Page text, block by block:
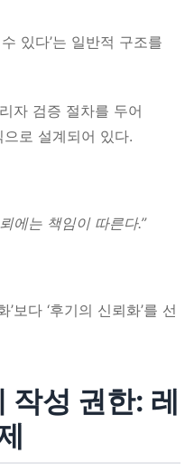
있다’는 일반적 구조를
자 검증 절차를 두어
로 설계되어 있다.
에는 책임이 따른다.”
보다 ‘후기의 신뢰화’를 선
성 권한: 레